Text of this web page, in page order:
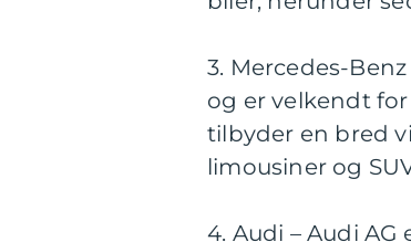
3. Mercedes-
og er velkendt
tilbyder en bred
limousiner og
4. Audi – Audi